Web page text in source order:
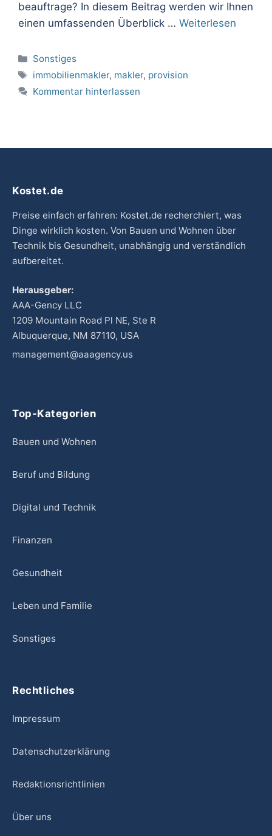
beauftrage? In diesem Beitrag werden wir Ihnen
einen umfassenden Überblick … Weiterlesen
Kategorien
Sonstiges
Schlagwörter
immobilienmakler, makler, provision
Kommentar hinterlassen
Kostet.de
Preise einfach erfahren: Kostet.de recherchiert, was
Dinge wirklich kosten. Von Bauen und Wohnen über
Technik bis Gesundheit, unabhängig und verständlich
aufbereitet.
Herausgeber:
AAA-Gency LLC
1209 Mountain Road Pl NE, Ste R
Albuquerque, NM 87110, USA
management@aaagency.us
Top-Kategorien
Bauen und Wohnen
Beruf und Bildung
Digital und Technik
Finanzen
Gesundheit
Leben und Familie
Sonstiges
Rechtliches
Impressum
Datenschutzerklärung
Redaktionsrichtlinien
Über uns